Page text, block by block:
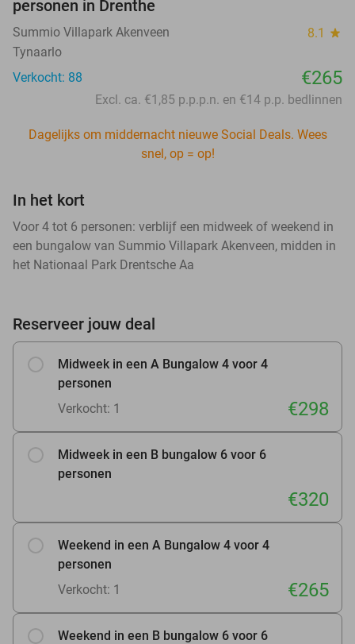
personen in Drenthe
Summio Villapark Akenveen 8.1 star
Tynaarlo
Verkocht: 88
€265
Excl. ca. €1,85 p.p.p.n. en €14 p.p. bedlinnen
Dagelijks om middernacht nieuwe Social Deals. Wees
snel, op = op!
In het kort
Voor 4 tot 6 personen: verblijf een midweek of weekend in
een bungalow van Summio Villapark Akenveen, midden in
het Nationaal Park Drentsche Aa
Reserveer jouw deal
Midweek in een A Bungalow 4 voor 4
personen
Verkocht: 1
€298
Midweek in een B bungalow 6 voor 6
personen
€320
Weekend in een A Bungalow 4 voor 4
personen
Verkocht: 1
€265
Weekend in een B bungalow 6 voor 6